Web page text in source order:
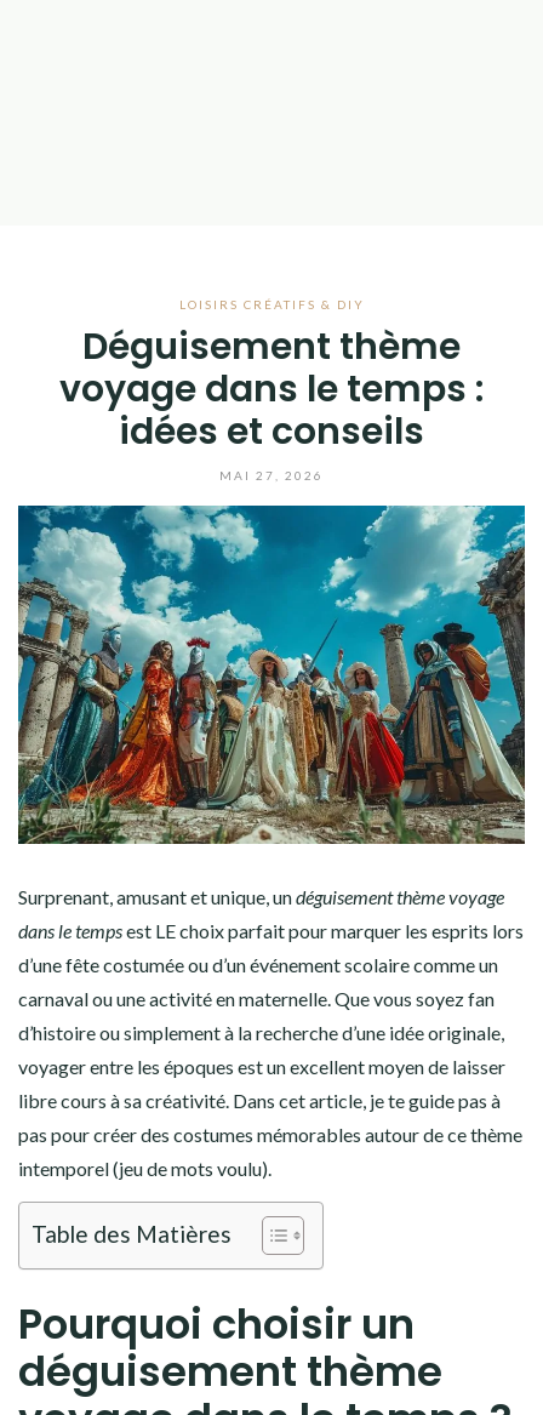
LOISIRS CRÉATIFS & DIY
Déguisement thème
voyage dans le temps :
idées et conseils
MAI 27, 2026
Surprenant, amusant et unique, undéguisement thème voyage
dans le tempsest LE choix parfait pour marquer les esprits lors
d’une fête costumée ou d’un événement scolaire comme un
carnaval ou une activité en maternelle. Que vous soyez fan
d’histoire ou simplement à la recherche d’une idée originale,
voyager entre les époques est un excellent moyen de laisser
libre cours à sa créativité. Dans cet article, je te guide pas à
pas pour créer des costumes mémorables autour de ce thème
intemporel (jeu de mots voulu).
Table des Matières
Pourquoi choisir un
déguisement thème